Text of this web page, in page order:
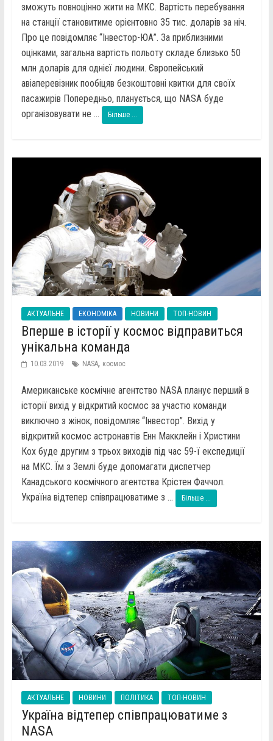
зможуть повноцінно жити на МКС. Вартість перебування
на станції становитиме орієнтовно 35 тис. доларів за ніч.
Про це повідомляє “Інвестор-ЮА”. За приблизними
оцінками, загальна вартість польоту складе близько 50
млн доларів для однієї людини. Європейський
авіаперевізник пообіцяв безкоштовні квитки для своїх
пасажирів Попередньо, планується, що NASA буде
організовувати не ...
Більше ...
АКТУАЛЬНЕ ЕКОНОМІКА НОВИНИ ТОП-НОВИН
Вперше в історії у космос відправиться
унікальна команда
10.03.2019 NASA, космос
Американське космічне агентство NASA планує перший в
історії вихід у відкритий космос за участю команди
виключно з жінок, повідомляє “Інвестор”. Вихід у
відкритий космос астронавтів Енн Макклейн і Христини
Кох буде другим з трьох виходів під час 59-ї експедиції
на МКС. Їм з Землі буде допомагати диспетчер
Канадського космічного агентства Крістен Фаччол.
Україна відтепер співпрацюватиме з ...
Більше ...
АКТУАЛЬНЕ НОВИНИ ПОЛІТИКА ТОП-НОВИН
Україна відтепер співпрацюватиме з
NASA